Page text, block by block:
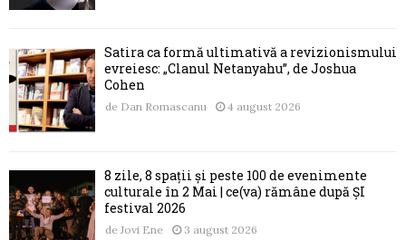
Satira ca formă ultimativă a revizionismului
evreiesc: „Clanul Netanyahu”, de Joshua
Cohen
de Dan Romascanu 4 august 2026
8 zile, 8 spații și peste 100 de evenimente
culturale în 2 Mai | ce(va) rămâne după ȘI
festival 2026
de Jovi Ene 3 august 2026